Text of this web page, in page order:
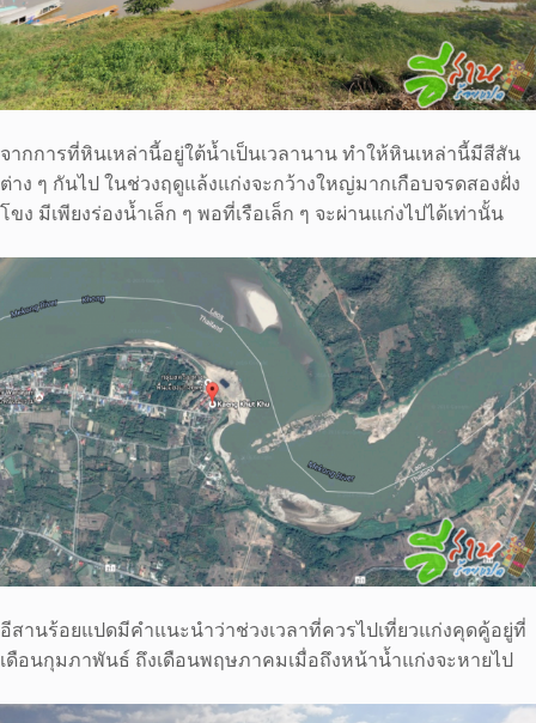
จากการที่หินเหล่านี้อยู่ใต้น้ำเป็นเวลานาน ทำให้หินเหล่านี้มีสีสัน
ต่าง ๆ กันไป ในช่วงฤดูแล้งแก่งจะกว้างใหญ่มากเกือบจรดสองฝั่ง
โขง มีเพียงร่องน้ำเล็ก ๆ พอที่เรือเล็ก ๆ จะผ่านแก่งไปได้เท่านั้น
อีสานร้อยแปดมีคำแนะนำว่าช่วงเวลาที่ควรไปเที่ยวแก่งคุดคู้อยู่ที่
เดือนกุมภาพันธ์ ถึงเดือนพฤษภาคมเมื่อถึงหน้าน้ำแก่งจะหายไป